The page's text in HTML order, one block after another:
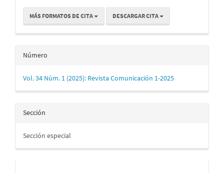
MÁS FORMATOS DE CITA DESCARGAR CITA
Número
Vol. 34 Núm. 1 (2025): Revista Comunicación 1-2025
Sección
Sección especial